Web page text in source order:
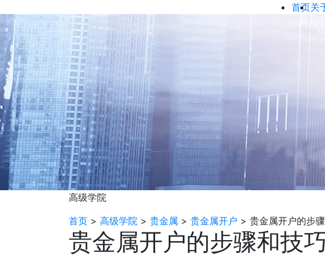
首页关
高级学院
首页 > 高级学院 > 贵金属 > 贵金属开户 > 贵金属开户的步
贵金属开户的步骤和技